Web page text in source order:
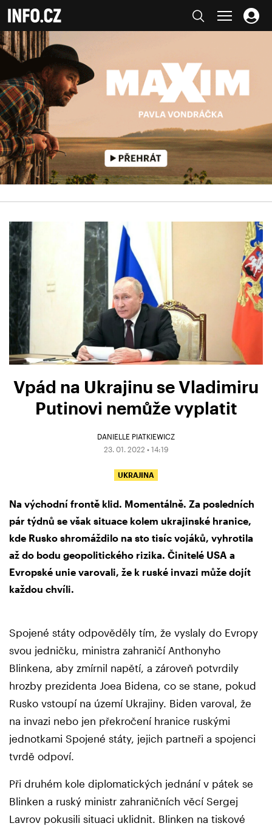
Vpád na Ukrajinu se Vladimiru
Putinovi nemůže vyplatit
DANIELLE PIATKIEWICZ
23. 01. 2022 • 14:19
UKRAJINA
Na východní frontě klid. Momentálně. Za posledních
pár týdnů se však situace kolem ukrajinské hranice,
kde Rusko shromáždilo na sto tisíc vojáků, vyhrotila
až do bodu geopolitického rizika. Činitelé USA a
Evropské unie varovali, že k ruské invazi může dojít
každou chvíli.
Spojené státy odpověděly tím, že vyslaly do Evropy
svou jedničku, ministra zahraničí Anthonyho
Blinkena, aby zmírnil napětí, a zároveň potvrdily
hrozby prezidenta Joea Bidena, co se stane, pokud
Rusko vstoupí na území Ukrajiny. Biden varoval, že
na invazi nebo jen překročení hranice ruskými
jednotkami Spojené státy, jejich partneři a spojenci
tvrdě odpoví.
Při druhém kole diplomatických jednání v pátek se
Blinken a ruský ministr zahraničních věcí Sergej
Lavrov pokusili situaci uklidnit. Blinken na tiskové